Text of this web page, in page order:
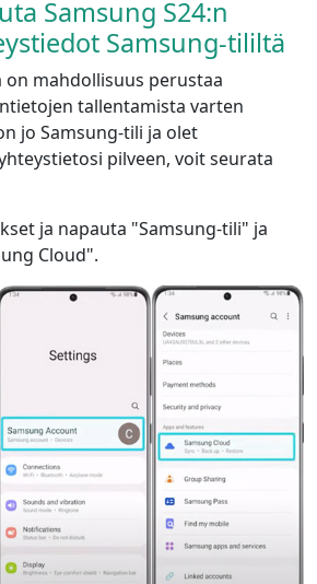
Samsung S24:n
Samsung-tililtä
on mahdollisuus perustaa
tallentamista varten
jo Samsung-tili ja olet
pilveen, voit seurata
ja napauta "Samsung-tili" ja
Cloud".